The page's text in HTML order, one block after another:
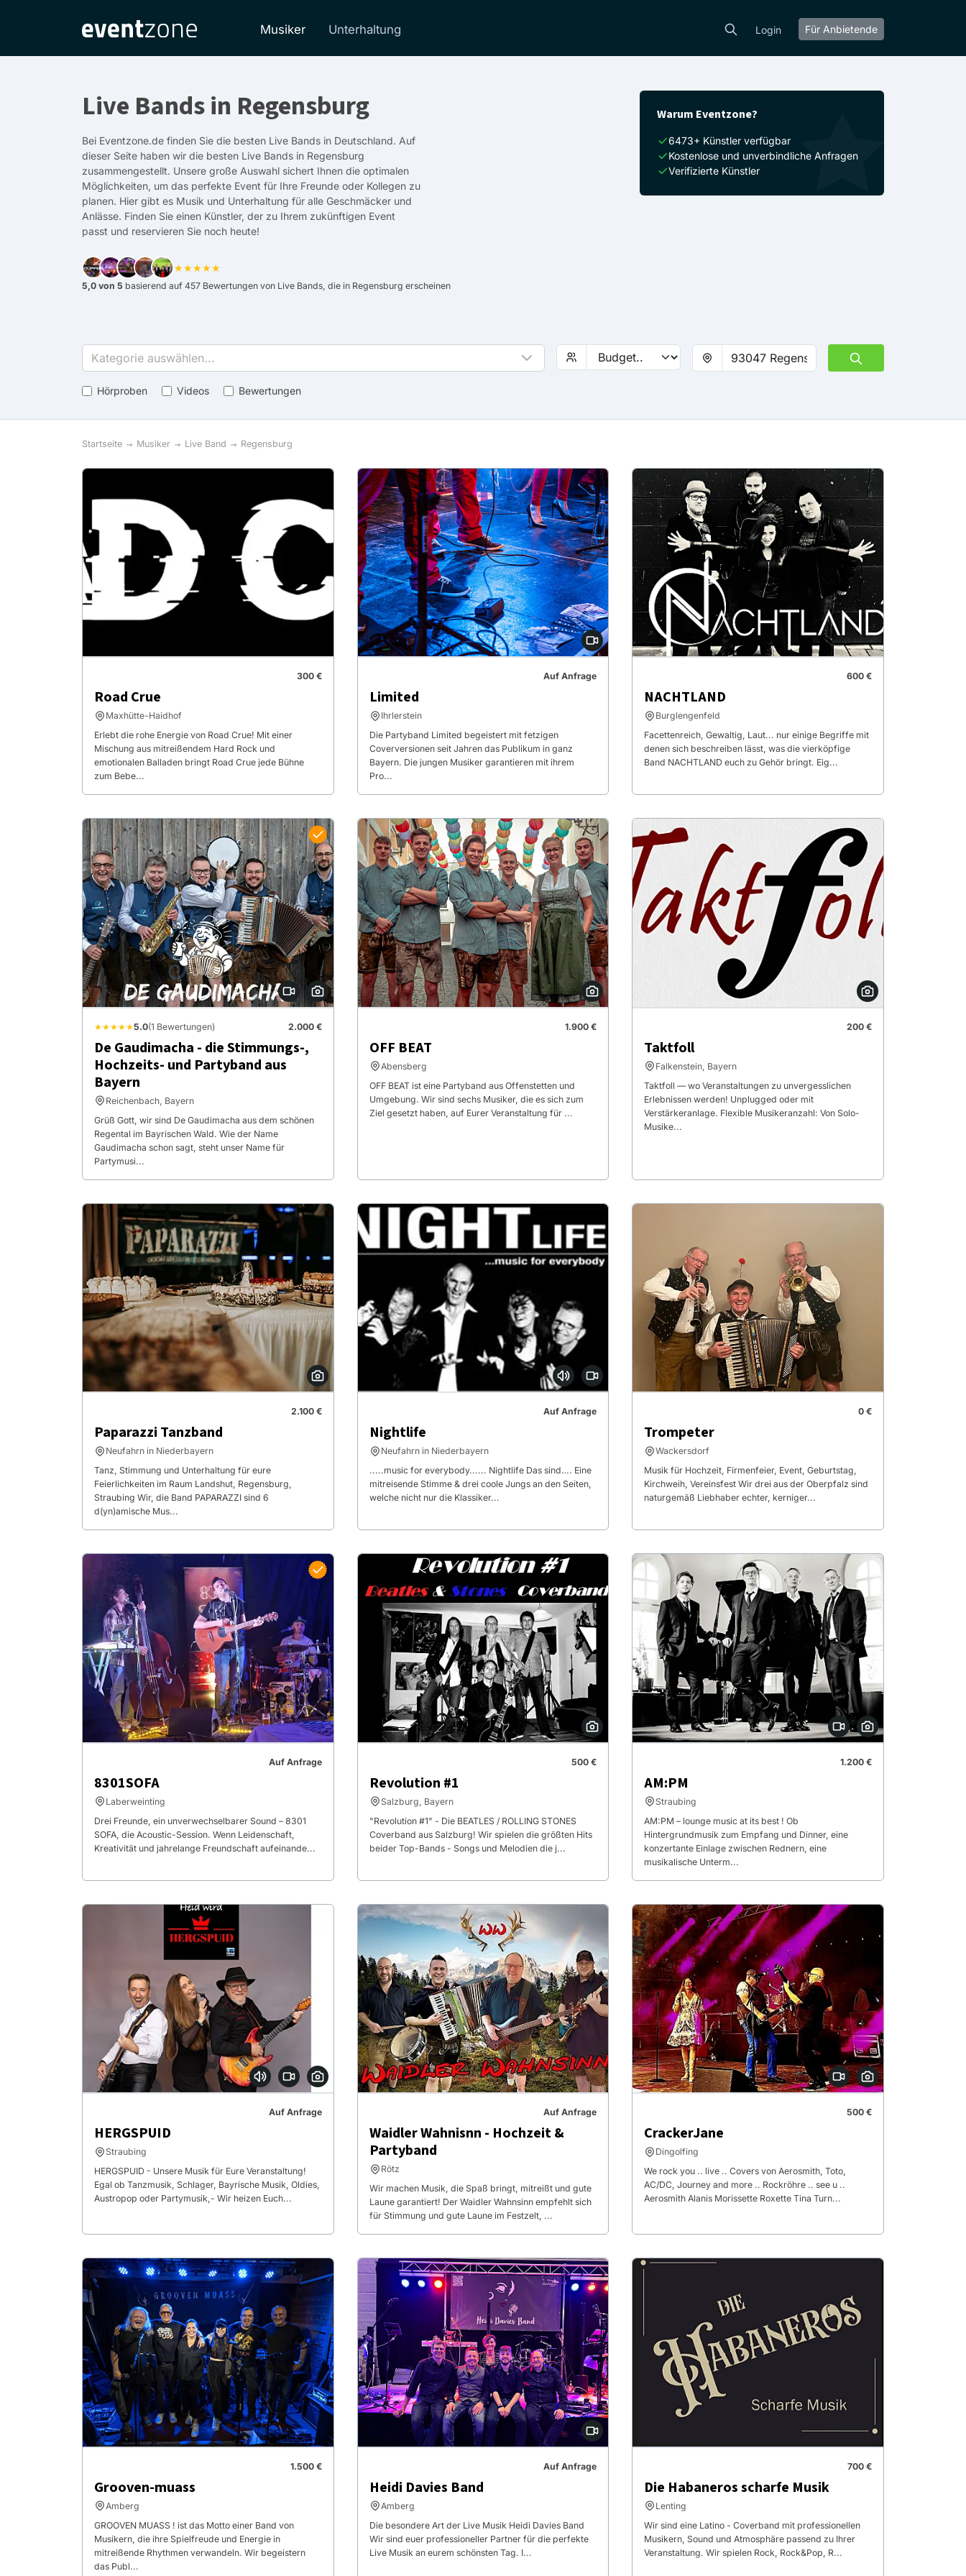
Musiker Unterhaltung Login Für Anbietende
Live Bands in Regensburg
Bei Eventzone.de finden Sie die besten Live Bands in Deutschland. Auf
dieser Seite haben wir die besten Live Bands in Regensburg
zusammengestellt. Unsere große Auswahl sichert Ihnen die optimalen
Möglichkeiten, um das perfekte Event für Ihre Freunde oder Kollegen zu
planen. Hier gibt es Musik und Unterhaltung für alle Geschmäcker und
Anlässe. Finden Sie einen Künstler, der zu Ihrem zukünftigen Event
passt und reservieren Sie noch heute!
★★★★★
5,0 von 5 basierend auf 457 Bewertungen von Live Bands, die in Regensburg erscheinen
Warum Eventzone?
6473+ Künstler verfügbar
Kostenlose und unverbindliche Anfragen
Verifizierte Künstler
Kategorie auswählen...
Hörproben Videos Bewertungen
Startseite Musiker Live Band Regensburg
300 €
Road Crue
Maxhütte-Haidhof
Erlebt die rohe Energie von Road Crue! Mit einer
Mischung aus mitreißendem Hard Rock und
emotionalen Balladen bringt Road Crue jede Bühne
zum Bebe...
Auf Anfrage
Limited
Ihrlerstein
Die Partyband Limited begeistert mit fetzigen
Coverversionen seit Jahren das Publikum in ganz
Bayern. Die jungen Musiker garantieren mit ihrem
Pro...
600 €
NACHTLAND
Burglengenfeld
Facettenreich, Gewaltig, Laut... nur einige Begriffe mit
denen sich beschreiben lässt, was die vierköpfige
Band NACHTLAND euch zu Gehör bringt. Eig...
★★★★★5.0(1 Bewertungen) 2.000 €
De Gaudimacha - die Stimmungs-,
Hochzeits- und Partyband aus
Bayern
Reichenbach, Bayern
Grüß Gott, wir sind De Gaudimacha aus dem schönen
Regental im Bayrischen Wald. Wie der Name
Gaudimacha schon sagt, steht unser Name für
Partymusi...
1.900 €
OFF BEAT
Abensberg
OFF BEAT ist eine Partyband aus Offenstetten und
Umgebung. Wir sind sechs Musiker, die es sich zum
Ziel gesetzt haben, auf Eurer Veranstaltung für ...
200 €
Taktfoll
Falkenstein, Bayern
Taktfoll — wo Veranstaltungen zu unvergesslichen
Erlebnissen werden! Unplugged oder mit
Verstärkeranlage. Flexible Musikeranzahl: Von Solo-
Musike...
2.100 €
Paparazzi Tanzband
Neufahrn in Niederbayern
Tanz, Stimmung und Unterhaltung für eure
Feierlichkeiten im Raum Landshut, Regensburg,
Straubing Wir, die Band PAPARAZZI sind 6
d(yn)amische Mus...
Auf Anfrage
Nightlife
Neufahrn in Niederbayern
.....music for everybody...... Nightlife Das sind…. Eine
mitreisende Stimme & drei coole Jungs an den Seiten,
welche nicht nur die Klassiker...
0 €
Trompeter
Wackersdorf
Musik für Hochzeit, Firmenfeier, Event, Geburtstag,
Kirchweih, Vereinsfest Wir drei aus der Oberpfalz sind
naturgemäß Liebhaber echter, kerniger...
Auf Anfrage
8301SOFA
Laberweinting
Drei Freunde, ein unverwechselbarer Sound – 8301
SOFA, die Acoustic-Session. Wenn Leidenschaft,
Kreativität und jahrelange Freundschaft aufeinande...
500 €
Revolution #1
Salzburg, Bayern
"Revolution #1" - Die BEATLES / ROLLING STONES
Coverband aus Salzburg! Wir spielen die größten Hits
beider Top-Bands - Songs und Melodien die j...
1.200 €
AM:PM
Straubing
AM:PM – lounge music at its best ! Ob
Hintergrundmusik zum Empfang und Dinner, eine
konzertante Einlage zwischen Rednern, eine
musikalische Unterm...
Auf Anfrage
HERGSPUID
Straubing
HERGSPUID - Unsere Musik für Eure Veranstaltung!
Egal ob Tanzmusik, Schlager, Bayrische Musik, Oldies,
Austropop oder Partymusik,- Wir heizen Euch...
Auf Anfrage
Waidler Wahnisnn - Hochzeit &
Partyband
Rötz
Wir machen Musik, die Spaß bringt, mitreißt und gute
Laune garantiert! Der Waidler Wahnsinn empfehlt sich
für Stimmung und gute Laune im Festzelt, ...
500 €
CrackerJane
Dingolfing
We rock you .. live .. Covers von Aerosmith, Toto,
AC/DC, Journey and more .. Rockröhre .. see u ..
Aerosmith Alanis Morissette Roxette Tina Turn...
1.500 €
Grooven-muass
Amberg
GROOVEN MUASS ! ist das Motto einer Band von
Musikern, die ihre Spielfreude und Energie in
mitreißende Rhythmen verwandeln. Wir begeistern
das Publ...
Auf Anfrage
Heidi Davies Band
Amberg
Die besondere Art der Live Musik Heidi Davies Band
Wir sind euer professioneller Partner für die perfekte
Live Musik an eurem schönsten Tag. I...
700 €
Die Habaneros scharfe Musik
Lenting
Wir sind eine Latino - Coverband mit professionellen
Musikern, Sound und Atmosphäre passend zu Ihrer
Veranstaltung. Wir spielen Rock, Rock&Pop, R...